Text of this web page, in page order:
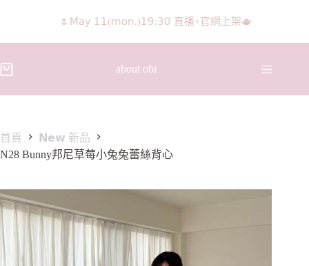
𝖨𝖦 𝖱𝖾𝖾𝗅𝗌影片 隨意留言抽獎🧸🩰
about obi
首頁
𝗡𝗲𝘄 新品
N28 Bunny邦尼草莓小兔兔蕾絲背心